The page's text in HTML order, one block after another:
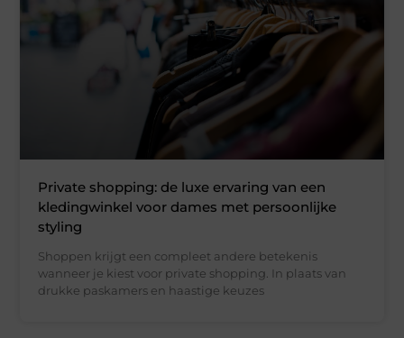
Private shopping: de luxe ervaring van een
kledingwinkel voor dames met persoonlijke
styling
Shoppen krijgt een compleet andere betekenis
wanneer je kiest voor private shopping. In plaats van
drukke paskamers en haastige keuzes